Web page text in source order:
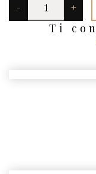
-
I
+
Ti